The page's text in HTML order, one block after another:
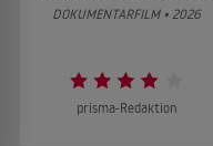
DOKUMENTARFILM • 2026
prisma-Redaktion